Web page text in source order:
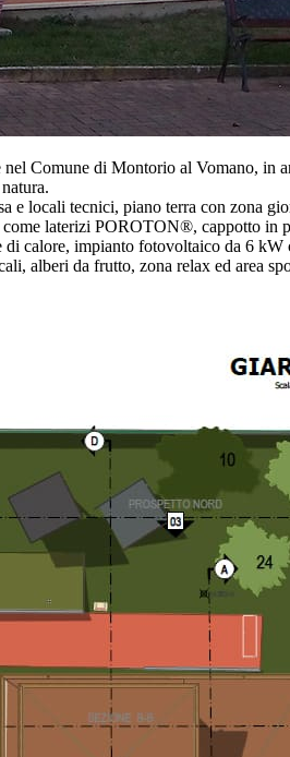
Comune di Montorio al Vomano,
e locali tecnici, piano terra con zona
laterizi POROTON®, cappotto
calore, impianto fotovoltaico da 6
alberi da frutto, zona relax ed area